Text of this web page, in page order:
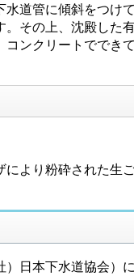
道管に傾斜をつけ
その上、沈殿した
ンクリートででき
より粉砕された生
日本下水道協会）